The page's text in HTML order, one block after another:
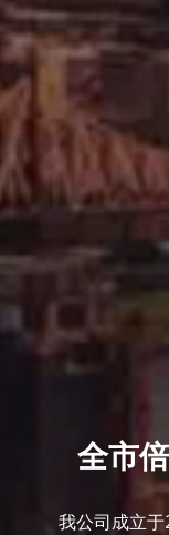
全市
我公司成立